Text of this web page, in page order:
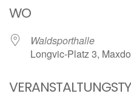
WO
Waldsporthalle
Longvic-Platz 3,